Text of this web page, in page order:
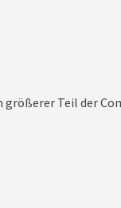
größerer Teil der